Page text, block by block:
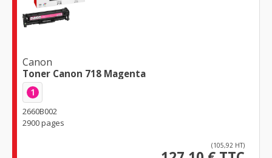
Canon
Toner Canon 718 Magenta
1
2660B002
2900 pages
(105,92 HT)